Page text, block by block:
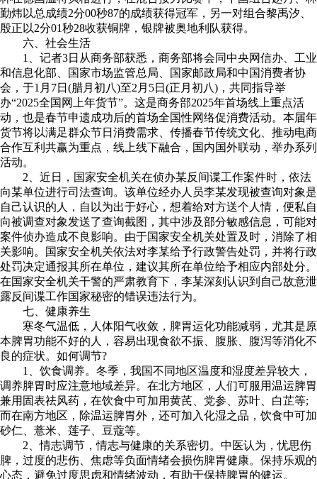
勤炜以总成绩2分00秒87的成绩获得冠军，另一对组合黎禹汐、
殷正以2分01秒28收获铜牌，银牌被奥地利队获得。
六、社会生活
1、记者3日从商务部获悉，商务部将会同中央网信办、工业
和信息化部、国家市场监管总局、国家邮政局和中国消费者协
会，于1月7日(腊月初八)至2月5日(正月初八)，共同指导举
办“2025全国网上年货节”。这是商务部2025年首场线上重点活
动，也是春节申遗成功后的首场全国性网络促消费活动。本届年
货节将以满足群众节日消费需求、传播春节传统文化、推动电商
合作互利共赢为重点，线上线下融合，国内国外联动，举办系列
活动。
2、近日，国家安全机关在侦办某反间谍工作案件时，依法
向某单位进行司法查询。该单位经办人员李某发现被查询对象是
自己认识的人，自以为出于好心，想着给对方送个人情，便私自
向被调查对象发送了查询截图，其中涉及部分敏感信息，可能对
案件侦办造成不良影响。由于国家安全机关处置及时，消除了相
关影响。国家安全机关依法对李某给予行政警告处罚，并将行政
处罚决定通报其所在单位，建议其所在单位给予相应内部处分。
在国家安全机关干警的严肃教育下，李某深刻认识到自己故意泄
露反间谍工作国家秘密的错误违法行为。
七、健康养生
寒冬气温低，人体阳气收敛，脾胃运化功能减弱，尤其是原
本脾胃功能不好的人，容易出现食欲不振、腹胀、腹泻等消化不
良的症状。如何调节?
1、饮食调养。冬季，我国不同地区温度和湿度差异较大，
调养脾胃时应注意地域差异。在北方地区，人们可服用温运脾胃
兼用固表祛风药，在饮食中可加用黄芪、党参、苏叶、白芷等;
而在南方地区，除温运脾胃外，还可加入化湿之品，饮食中可加
砂仁、薏米、莲子、豆蔻等。
2、情志调节，情志与健康的关系密切。中医认为，忧思伤
脾，过度的悲伤、焦虑等负面情绪会损伤脾胃健康。保持乐观的
心态，避免过度思虑和情绪波动，有助于保持脾胃的健运。